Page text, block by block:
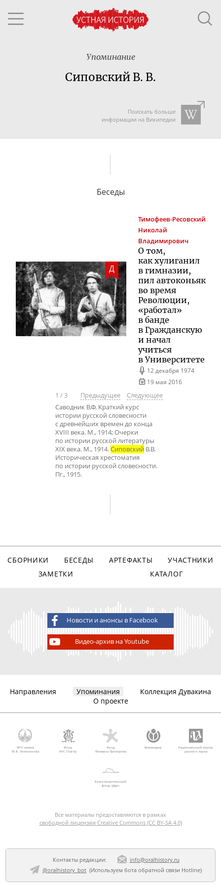
Упоминание
Сиповский В. В.
Поискать больше
информации на Википедии
Беседы
Д
Тимофеев-Ресовский
Николай
Владимирович
О том,
как хулиганил
в гимназии,
пил автоконьяк
во время
Революции,
«работал»
в банде
в Гражданскую
и начал
учиться
в Университете
12 декабря 1974
19 мая 2016
1 /3 Предыдущее
Следующее
Саводник В.Ф. Краткий курс
истории русской словесности
с древнейших времен до конца
XVIII века. М., 1914; Очерки
по истории русской литературы
XIX века. М., 1914.Сиповский В.В.
Историческая хрестоматия
по истории русской словесности.
Пг., 1915.
СБОРНИКИ БЕСЕДЫ АРТЕФАКТЫ
УЧАСТНИКИ
ЗАМЕТКИ
КАТАЛОГ
Новости и анонсы в Facebook
Видео-архив на Youtube
Направления Упоминания
Коллекция Дувакина
О проекте
МГУ имени
М.В. Ломоносова
Фонд
AVC Charity
Фонд
Михаила Прохорова
Викимедиа
Национальный корпус
русского языка
Благотворительный
фонд «Дар»
Все материалы предоставляются в рамках
свободной лицензии Creative Commons (CC BY-SA 4.0)
Контакты редакции:
info@oralhistory.ru
@oralhistory_bot(Используем бота обратной связи Hotline)